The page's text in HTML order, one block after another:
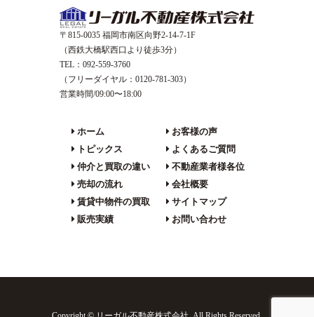
〒815-0035 福岡市南区向野2-14-7-1F
（西鉄大橋駅西口より徒歩3分）
TEL：092-559-3760
（フリーダイヤル：0120-781-303）
営業時間/09:00〜18:00
ホーム
トピックス
仲介と買取の違い
売却の流れ
賃貸中物件の買取
販売実績
お客様の声
よくあるご質問
不動産業者様各位
会社概要
サイトマップ
お問い合わせ